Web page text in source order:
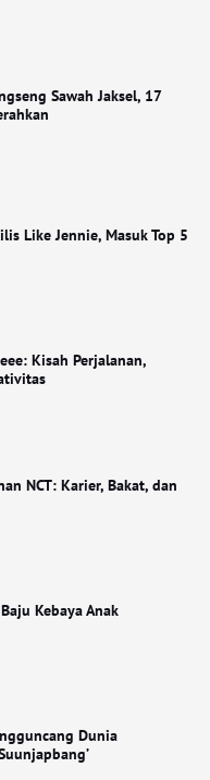
Sawah Jaksel, 17
Like Jennie, Masuk Top 5
Kisah Perjalanan,
NCT: Karier, Bakat, dan
Kebaya Anak
Dunia